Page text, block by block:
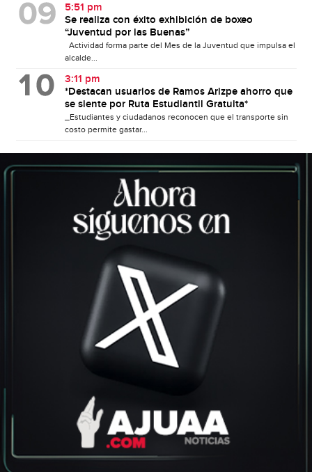
5:51 pm
Se realiza con éxito exhibición de boxeo
“Juventud por las Buenas”
Actividad forma parte del Mes de la Juventud que impulsa el
alcalde...
3:11 pm
*Destacan usuarios de Ramos Arizpe ahorro que
se siente por Ruta Estudiantil Gratuita*
_Estudiantes y ciudadanos reconocen que el transporte sin
costo permite gastar...